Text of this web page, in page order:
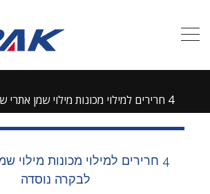
4 חרירים למילוי מכונות מילוי שמן אתרי שמן לבקרה נוסדה
4 חרירים למילוי מכונות מילוי
לבקרה נוסדה